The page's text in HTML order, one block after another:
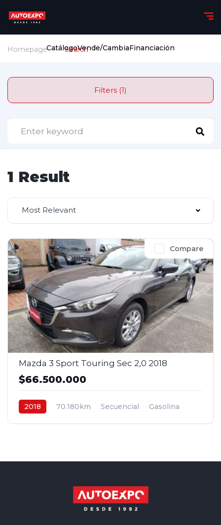
CatálogoVende/CambiaFinanciación
Homepage Search
Filters (1)
1 Result
Most Relevant
Compare
Mazda 3 Sport Touring Sec 2,0 2018
$66.500.000
2018 70.180km Secuencial
Gasolina